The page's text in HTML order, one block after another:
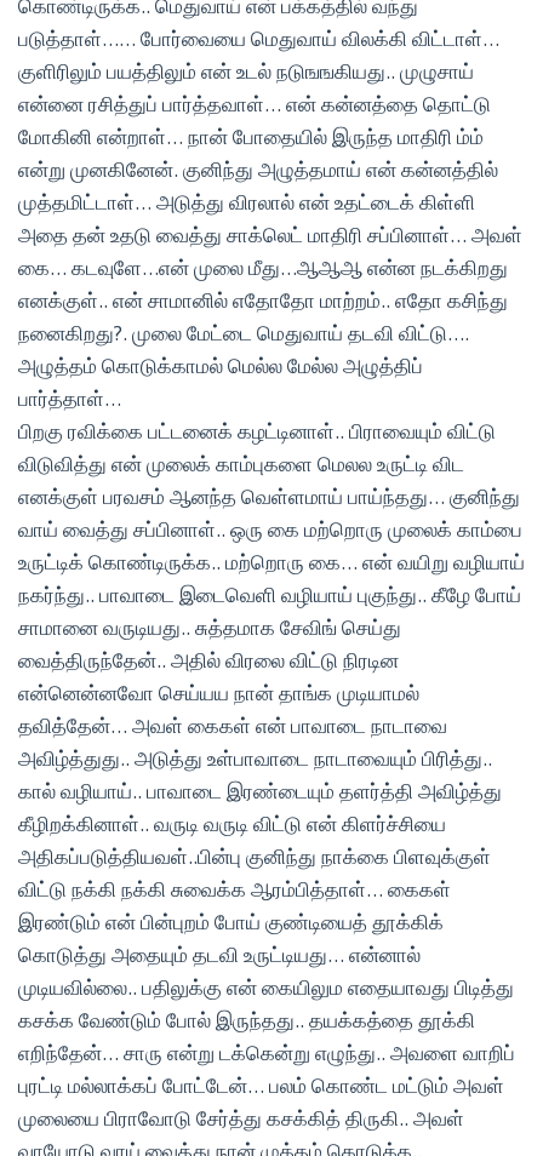
படுத்தாள்…… போர்வையை மெதுவாய் விலக்கி விட்டாள்…
குளிரிலும் பயத்திலும் என் உடல் நடுஙஙகியது.. முழுசாய்
என்னை ரசித்துப் பார்த்தவாள்… என் கன்னத்தை தொட்டு
மோகினி என்றாள்… நான் போதையில் இருந்த மாதிரி ம்ம்
என்று முனகினேன். குனிந்து அழுத்தமாய் என் கன்னத்தில்
முத்தமிட்டாள்… அடுத்து விரலால் என் உதட்டைக் கிள்ளி
அதை தன் உதடு வைத்து சாக்லெட் மாதிரி சப்பினாள்… அவள்
கை… கடவுளே…என் முலை மீது…ஆஆஆ என்ன நடக்கிறது
எனக்குள்.. என் சாமானில் எதோதோ மாற்றம்.. எதோ கசிந்து
நனைகிறது?. முலை மேட்டை மெதுவாய் தடவி விட்டு….
அழுத்தம் கொடுக்காமல் மெல்ல மேல்ல அழுத்திப்
பார்த்தாள்…
பிறகு ரவிக்கை பட்டனைக் கழட்டினாள்.. பிராவையும் விட்டு
விடுவித்து என் முலைக் காம்புகளை மெலல உருட்டி விட
எனக்குள் பரவசம் ஆனந்த வெள்ளமாய் பாய்ந்தது… குனிந்து
வாய் வைத்து சப்பினாள்.. ஒரு கை மற்றொரு முலைக் காம்பை
உருட்டிக் கொண்டிருக்க.. மற்றொரு கை… என் வயிறு வழியாய்
நகர்ந்து.. பாவாடை இடைவெளி வழியாய் புகுந்து.. கீழே போய்
சாமானை வருடியது.. சுத்தமாக சேவிங் செய்து
வைத்திருந்தேன்.. அதில் விரலை விட்டு நிரடின
என்னென்னவோ செய்யய நான் தாங்க முடியாமல்
தவித்தேன்… அவள் கைகள் என் பாவாடை நாடாவை
அவிழ்த்துது.. அடுத்து உள்பாவாடை நாடாவையும் பிரித்து..
கால் வழியாய்.. பாவாடை இரண்டையும் தளர்த்தி அவிழ்த்து
கீழிறக்கினாள்.. வருடி வருடி விட்டு என் கிளர்ச்சியை
அதிகப்படுத்தியவள்..பின்பு குனிந்து நாக்கை பிளவுக்குள்
விட்டு நக்கி நக்கி சுவைக்க ஆரம்பித்தாள்… கைகள்
இரண்டும் என் பின்புறம் போய் குண்டியைத் தூக்கிக்
கொடுத்து அதையும் தடவி உருட்டியது… என்னால்
முடியவில்லை.. பதிலுக்கு என் கையிலும எதையாவது பிடித்து
கசக்க வேண்டும் போல் இருந்தது.. தயக்கத்தை தூக்கி
எறிந்தேன்… சாரு என்று டக்கென்று எழுந்து.. அவளை வாறிப்
புரட்டி மல்லாக்கப் போட்டேன்… பலம் கொண்ட மட்டும் அவள்
முலையை பிராவோடு சேர்த்து கசக்கித் திருகி.. அவள்